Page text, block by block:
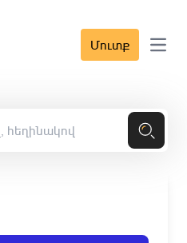
Մուտք Open